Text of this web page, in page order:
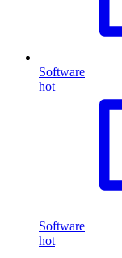
Software
hot
Software
hot